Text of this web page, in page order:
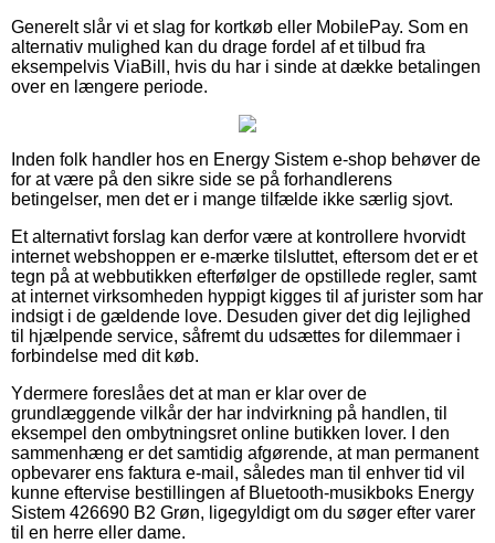
Generelt slår vi et slag for kortkøb eller MobilePay. Som en
alternativ mulighed kan du drage fordel af et tilbud fra
eksempelvis ViaBill, hvis du har i sinde at dække betalingen
over en længere periode.
Inden folk handler hos en Energy Sistem e-shop behøver de
for at være på den sikre side se på forhandlerens
betingelser, men det er i mange tilfælde ikke særlig sjovt.
Et alternativt forslag kan derfor være at kontrollere hvorvidt
internet webshoppen er e-mærke tilsluttet, eftersom det er et
tegn på at webbutikken efterfølger de opstillede regler, samt
at internet virksomheden hyppigt kigges til af jurister som har
indsigt i de gældende love. Desuden giver det dig lejlighed
til hjælpende service, såfremt du udsættes for dilemmaer i
forbindelse med dit køb.
Ydermere foreslåes det at man er klar over de
grundlæggende vilkår der har indvirkning på handlen, til
eksempel den ombytningsret online butikken lover. I den
sammenhæng er det samtidig afgørende, at man permanent
opbevarer ens faktura e-mail, således man til enhver tid vil
kunne eftervise bestillingen af Bluetooth-musikboks Energy
Sistem 426690 B2 Grøn, ligegyldigt om du søger efter varer
til en herre eller dame.